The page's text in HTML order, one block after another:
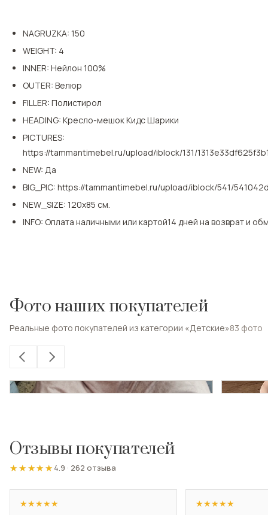
NAGRUZKA: 150
WEIGHT: 4
INNER: Нейлон 100%
OUTER: Велюр
FILLER: Полистирол
HEADING: Кресло-мешок Кидс Шарики
PICTURES:
https://tammantimebel.ru/upload/iblock/131/
NEW: Да
BIG_PIC: https://tammantimebel.ru/upload/iblock/541/
NEW_SIZE: 120х85 см.
INFO: Оплата наличными или картой14 дней на возврат и
Фото наших покупателей
Реальные фото покупателей из категории «Детские»83 фото
Отзывы покупателей
★★★★★
★★★★★ 4.9 · 262 отзыва
★★★★★ ★★★★★